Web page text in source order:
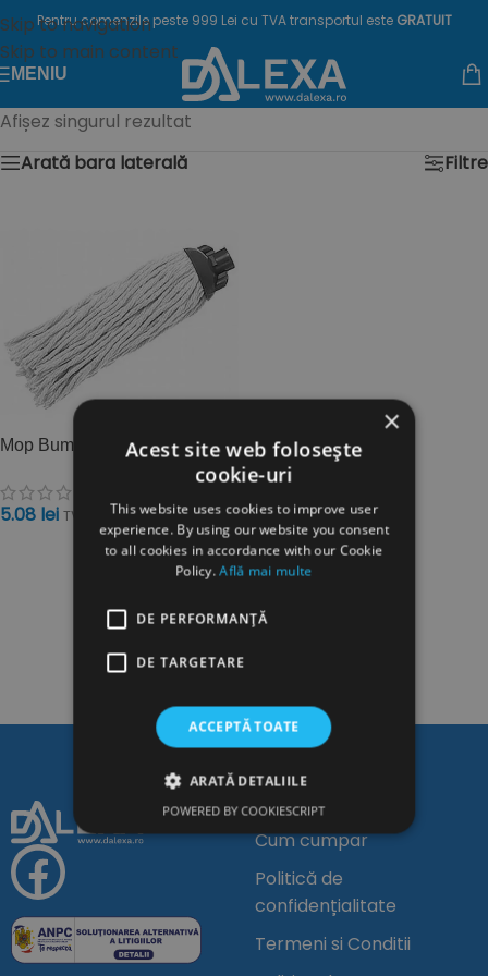
Skip to navigation
Skip to main content
Pentru comenzile peste 999 Lei cu TVA transportul este GRATUIT
MENIU
Afișez singurul rezultat
Arată bara laterală
Filtre
Mop Bumbac 250gr
5.08 lei TVA inclus
ADAUGĂ ÎN COȘ
Linkuri Utile
Cum cumpar
Politică de
confidențialitate
Termeni si Conditii
×
Acest site web folosește
cookie-uri
This website uses cookies to improve user
experience. By using our website you consent
to all cookies in accordance with our Cookie
Policy.Află mai multe
DE PERFORMANȚĂ
DE TARGETARE
ACCEPTĂ TOATE
ARATĂ DETALIILE
POWERED BY COOKIESCRIPT